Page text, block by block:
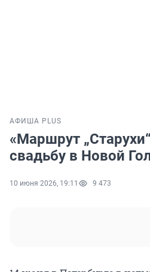
АФИША PLUS
«Маршрут
свадьбу в Новой
10 июня 2026, 19:11 9 473